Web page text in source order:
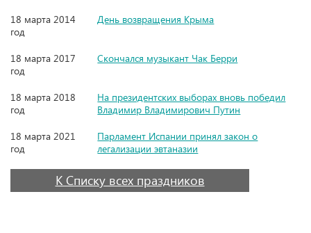
18 марта 2014
год
День возвращения Крыма
18 марта 2017
год
Скончался музыкант Чак Берри
18 марта 2018
год
На президентских выборах вновь победил
Владимир Владимирович Путин
18 марта 2021
год
Парламент Испании принял закон о
легализации эвтаназии
К Списку всех праздников